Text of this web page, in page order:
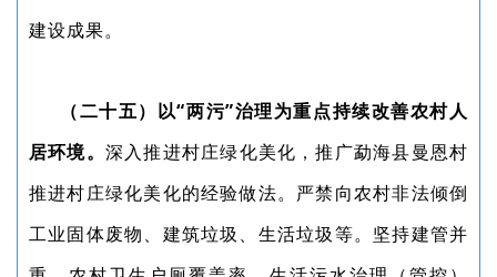
建设成果。
（二十五）以“两污”治理为重点持续改善农村人
居环境。 深入推进村庄绿化美化，推广勐海县曼恩村
推进村庄绿化美化的经验做法。严禁向农村非法倾倒
工业固体废物、建筑垃圾、生活垃圾等。坚持建管并